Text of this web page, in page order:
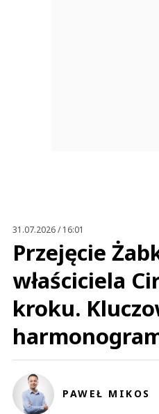
31.07.2026 / 16:01
Przejęcie
właściciela
kroku.
PAWEŁ MIKOS